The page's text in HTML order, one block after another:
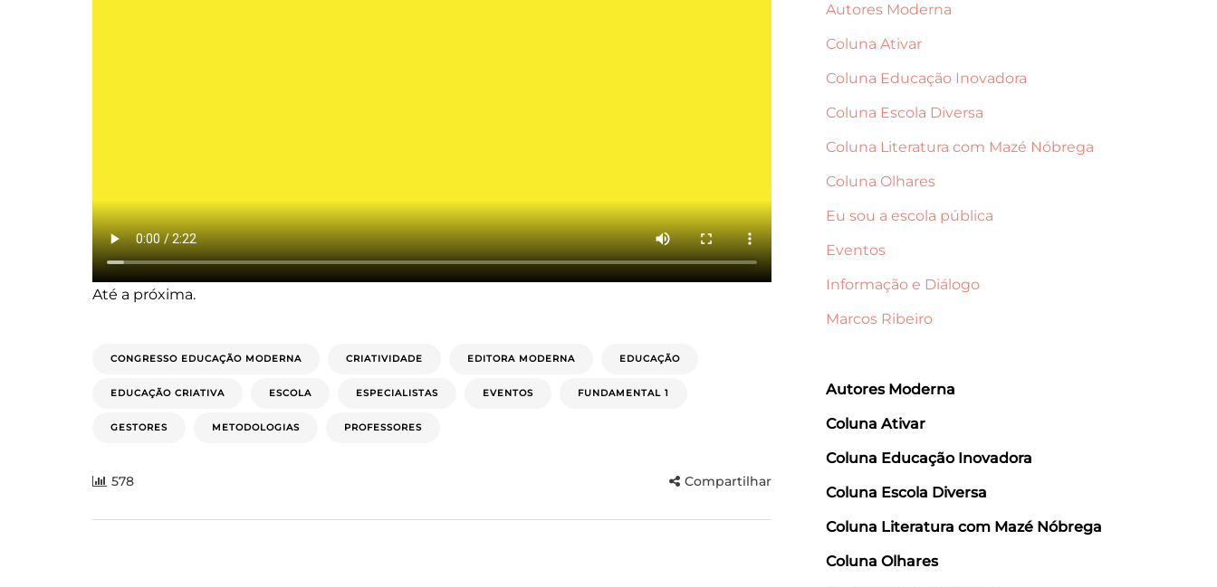
Até a próxima.
CONGRESSO EDUCAÇÃO MODERNA CRIATIVIDADE EDITORA MODERNA EDUCAÇÃO
EDUCAÇÃO CRIATIVA ESCOLA ESPECIALISTAS EVENTOS FUNDAMENTAL 1
GESTORES METODOLOGIAS PROFESSORES
578 Compartilhar
Autores Moderna
Coluna Ativar
Coluna Educação Inovadora
Coluna Escola Diversa
Coluna Literatura com Mazé Nóbrega
Coluna Olhares
Eu sou a escola pública
Eventos
Informação e Diálogo
Marcos Ribeiro
Autores Moderna
Coluna Ativar
Coluna Educação Inovadora
Coluna Escola Diversa
Coluna Literatura com Mazé Nóbrega
Coluna Olhares